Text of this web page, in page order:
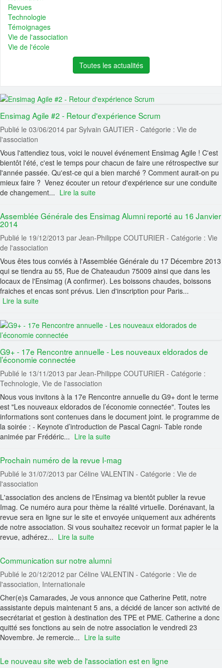
📰 Actualité :
démarré ! Calend...
📰 Actualité :#13 De l’Ensimag au coaching de dirigeants, quand la
narration et la pré...
#12 De l’Ensimag à la direction d’Adecco en passant
💼 Offre d'emploi :
Data Engineer (Alternance)
💼 Offre d'emploi : Research Engineer in AI-driven Social
(application deadline ...
💼 Offre d'emploi :
Section
💼 Offre d'emploi :Développeur Fullstack - équipe Content
Revues
Technologie
Témoignages
Vie de l'association
Vie de l'école
Toutes les actualités
Ensimag Agile #2 - Retour d'expérience Scrum
Publié le 03/06/2014 par Sylvain GAUTIER - Catégorie : Vie de
l'association
Vous l'attendiez tous, voici le nouvel événement Ensimag Agile ! C'est
bientôt l'été, c'est le temps pour chacun de faire une rétrospective sur
l'année passée. Qu'est-ce qui a bien marché ? Comment aurait-on pu
mieux faire ? Venez écouter un retour d'expérience sur une conduite
de changement... Lire la suite
Assemblée Générale des Ensimag Alumni reporté au 16 Janvier
2014
Publié le 19/12/2013 par Jean-Philippe COUTURIER - Catégorie : Vie
de l'association
Vous êtes tous conviés à l'Assemblée Générale du 17 Décembre 2013
qui se tiendra au 55, Rue de Chateaudun 75009 ainsi que dans les
locaux de l'Ensimag (A confirmer). Les boissons chaudes, boissons
fraiches et encas sont prévus. Lien d'inscription pour Paris...
Lire la suite
G9+ - 17e Rencontre annuelle - Les nouveaux eldorados de
l’économie connectée
Publié le 13/11/2013 par Jean-Philippe COUTURIER - Catégorie :
Technologie, Vie de l'association
Nous vous invitons à la 17e Rencontre annuelle du G9+ dont le terme
est "Les nouveaux eldorados de l’économie connectée". Toutes les
informations sont contenues dans le document joint. le programme de
la soirée : - Keynote d’introduction de Pascal Cagni- Table ronde
animée par Frédéric... Lire la suite
Prochain numéro de la revue I-mag
Publié le 31/07/2013 par Céline VALENTIN - Catégorie : Vie de
l'association
L'association des anciens de l'Ensimag va bientôt publier la revue
Imag. Ce numéro aura pour thème la réalité virtuelle. Dorénavant, la
revue sera en ligne sur le site et envoyée uniquement aux adhérents
de notre association. Si vous souhaitez recevoir un format papier le la
revue, adhérez... Lire la suite
Communication sur notre alumni
Publié le 20/12/2012 par Céline VALENTIN - Catégorie : Vie de
l'association, Internationale
Cher(e)s Camarades, Je vous annonce que Catherine Petit, notre
assistante depuis maintenant 5 ans, a décidé de lancer son activité de
secrétariat et gestion à destination des TPE et PME. Catherine a donc
quitté ses fonctions au sein de notre association le vendredi 23
Novembre. Je remercie... Lire la suite
Le nouveau site web de l'association est en ligne